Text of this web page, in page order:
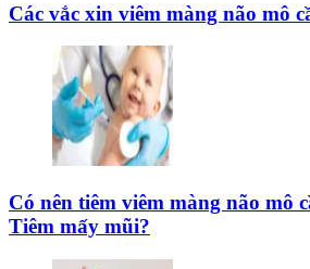
Các vắc xin viêm màng não mô
Có nên tiêm viêm màng não mô
Tiêm mấy mũi?